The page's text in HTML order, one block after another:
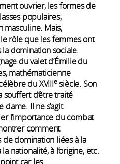
ouvrier, les formes de
populaires,
masculine. Mais,
rôle que les femmes ont
la domination sociale.
du valet d’Émilie du
mathématicienne
du XVIIIesiècle. Son
d’être traité
Il ne s’agit
l’importance du combat
comment
de domination liées à la
nationalité, à l’origine, etc.